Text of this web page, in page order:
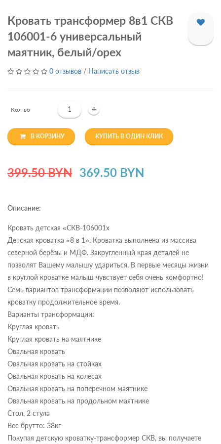
Кровать трансформер 8в1 СКВ
106001-6 универсальный
маятник, белый/орех
0 отзывов / Написать отзыв
Кол-во +
В КОРЗИНУ КУПИТЬ В ОДИН КЛИК
399.50 BYN 369.50 BYN
Описание:
Кровать детская «СКВ-106001х
Детская кроватка «8 в 1». Кроватка выполнена из массива
северной берёзы и МДФ. Закругленный края деталей не
позволят Вашему малышу удариться. В первые месяцы жизни
в круглой кроватке малыш чувствует себя очень комфортно!
Семь вариантов трансформации позволяют использовать
кроватку продолжительное время.
Варианты трансформации:
Круглая кровать
Круглая кровать на маятнике
Овальная кровать
Овальная кровать на стойках
Овальная кровать на колесах
Овальная кровать на поперечном маятнике
Овальная кровать на продольном маятнике
Стол, 2 стула
Вес брутто: 38кг
Покупая детскую кроватку-трансформер СКВ, вы получаете